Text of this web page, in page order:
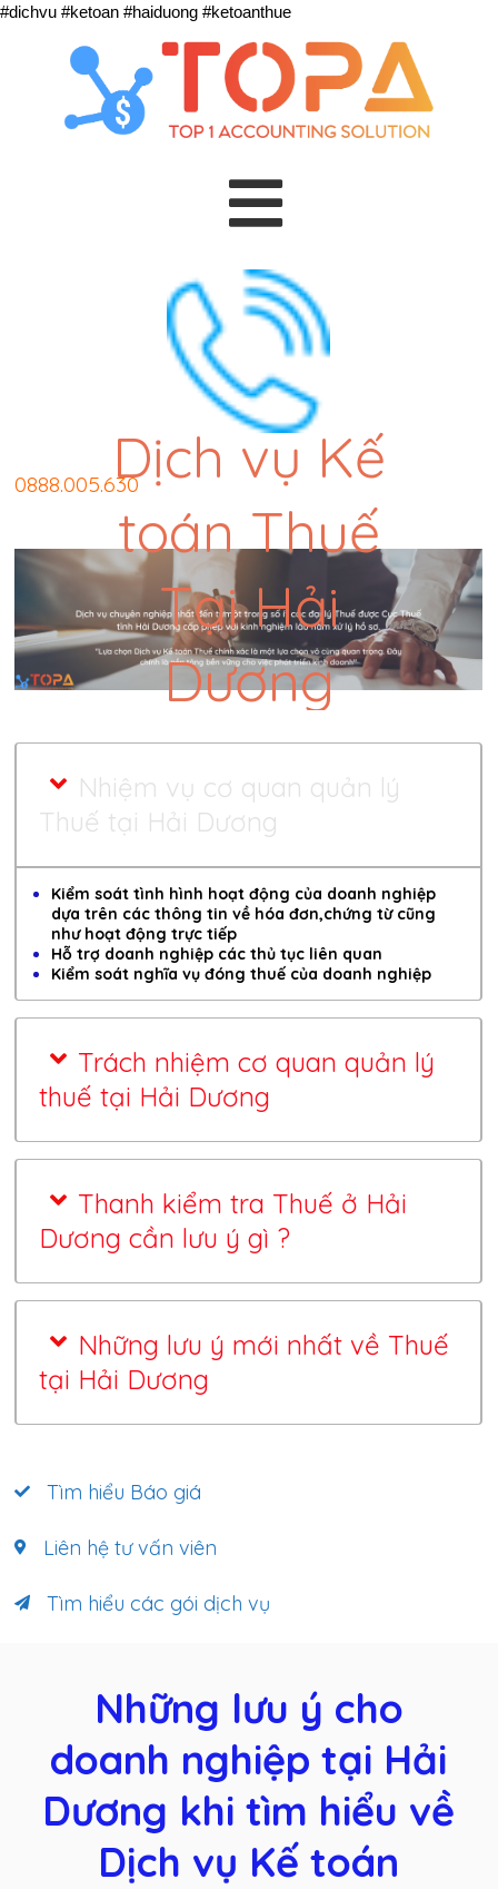
#dichvu #ketoan #haiduong #ketoanthue
0888.005.630Dịch vụ Kế
toán Thuế
Tại Hải
Dương
Nhiệm vụ cơ quan quản lý
Thuế tại Hải Dương
Kiểm soát tình hình hoạt động của doanh nghiệp
dựa trên các thông tin về hóa đơn,chứng từ cũng
như hoạt động trực tiếp
Hỗ trợ doanh nghiệp các thủ tục liên quan
Kiểm soát nghĩa vụ đóng thuế của doanh nghiệp
Trách nhiệm cơ quan quản lý
thuế tại Hải Dương
Thanh kiểm tra Thuế ở Hải
Dương cần lưu ý gì ?
Những lưu ý mới nhất về Thuế
tại Hải Dương
Tìm hiểu Báo giá
Liên hệ tư vấn viên
Tìm hiểu các gói dịch vụ
Những lưu ý cho
doanh nghiệp tại Hải
Dương khi tìm hiểu về
Dịch vụ Kế toán